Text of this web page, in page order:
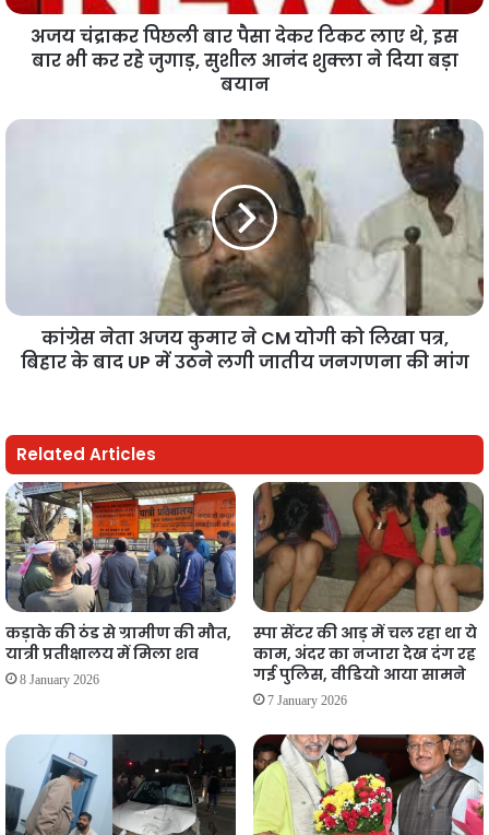
अजय चंद्राकर पिछली बार पैसा देकर टिकट लाए थे, इस
बार भी कर रहे जुगाड़, सुशील आनंद शुक्ला ने दिया बड़ा
बयान
कांग्रेस नेता अजय कुमार ने CM योगी को लिखा पत्र,
बिहार के बाद UP में उठने लगी जातीय जनगणना की मांग
Related Articles
कड़ाके की ठंड से ग्रामीण की मौत,
यात्री प्रतीक्षालय में मिला शव
8 January 2026
स्पा सेंटर की आड़ में चल रहा था ये
काम, अंदर का नजारा देख दंग रह
गई पुलिस, वीडियो आया सामने
7 January 2026